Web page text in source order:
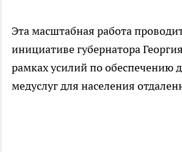
Эта масштабная работа
инициативе губернатора
рамках усилий по обеспечению
медуслуг для населения